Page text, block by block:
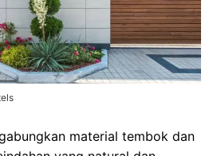
material tembok dan